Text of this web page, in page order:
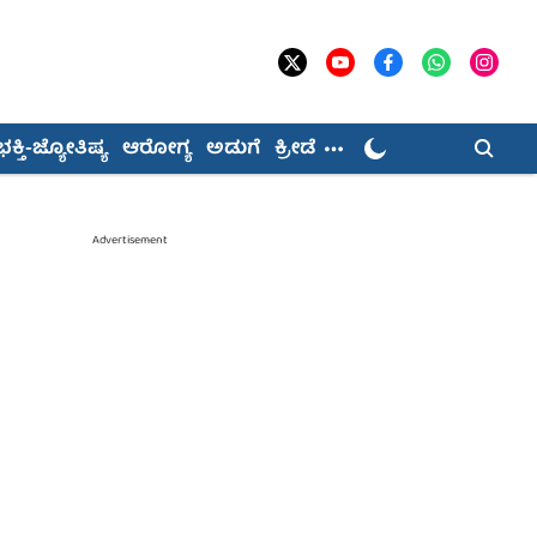
ಜ್ಯೋತಿಷ್ಯ ಆರೋಗ್ಯ ಅಡುಗೆ ಕ್ರೀಡೆ
Advertisement